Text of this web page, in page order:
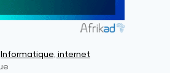
Informatique, internet